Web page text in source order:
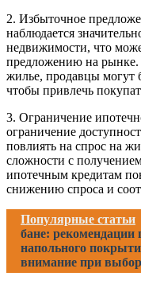
2. Избыточное
наблюдается
недвижимости, что
предложению на рынке.
жилье, продавцы
чтобы привлечь
3. Ограничение
ограничение
повлиять на спрос на
сложности с
ипотечным кредитам
снижению спроса и
Популярные статьи
бане: рекомендации
напольного
внимание при